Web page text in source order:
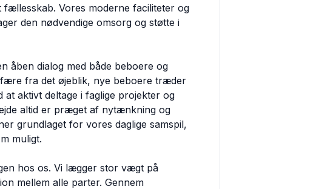
Vores moderne faciliteter og
den nødvendige omsorg og støtte i
åben dialog med både beboere og
fra det øjeblik, nye beboere træder
at aktivt deltage i faglige projekter og
altid er præget af nytænkning og
grundlaget for vores daglige samspil,
muligt.
hos os. Vi lægger stor vægt på
mellem alle parter. Gennem